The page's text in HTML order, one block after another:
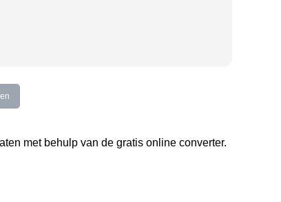
met behulp van de gratis online converter.